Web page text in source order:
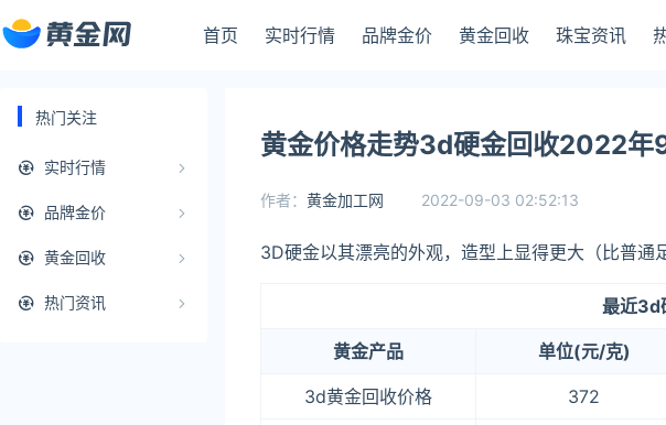
首页 实时行情 品牌金价 黄金回收 珠宝资讯
热门关注
实时行情
品牌金价
黄金回收
热门资讯
黄金价格走势3d硬金回收2022年
作者： 黄金加工网 2022-09-03 02:52:13
3D硬金以其漂亮的外观，造型上显得更大（比普通
最近3d
黄金产品 单位(元/克)
3d黄金回收价格 372